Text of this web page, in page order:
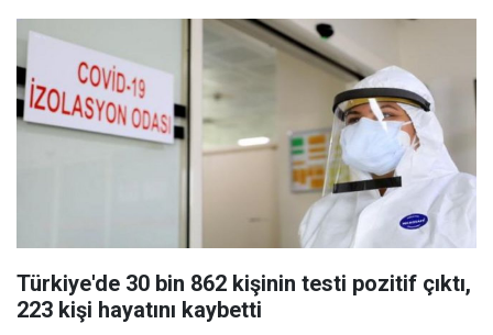
Türkiye'de 30 bin 862 kişinin testi pozitif çıktı,
223 kişi hayatını kaybetti